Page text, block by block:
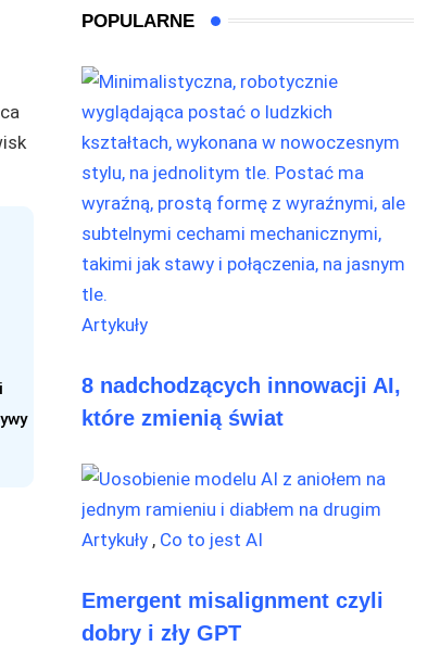
POPULARNE
Artykuły
8 nadchodzących innowacji AI,
które zmienią świat
Artykuły , Co to jest AI
Emergent misalignment czyli
dobry i zły GPT